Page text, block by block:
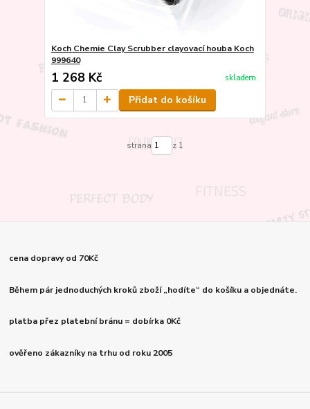
Koch Chemie Clay Scrubber clayovací houba Koch
999640
1 268 Kč skladem
Přidat do košíku
strana z 1
cena dopravy od 70Kč
Během pár jednoduchých kroků zboží „hodíte“ do košíku a objednáte.
platba přez platební bránu = dobírka 0Kč
ověřeno zákazníky na trhu od roku 2005